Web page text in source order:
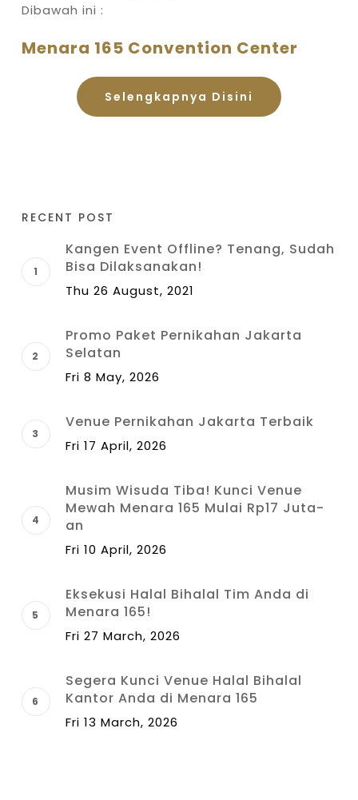
Dibawah ini :
Menara 165 Convention Center
Selengkapnya Disini
RECENT POST
Kangen Event Offline? Tenang, Sudah
Bisa Dilaksanakan!
Thu 26 August, 2021
Promo Paket Pernikahan Jakarta
Selatan
Fri 8 May, 2026
Venue Pernikahan Jakarta Terbaik
Fri 17 April, 2026
Musim Wisuda Tiba! Kunci Venue
Mewah Menara 165 Mulai Rp17 Juta-
an
Fri 10 April, 2026
Eksekusi Halal Bihalal Tim Anda di
Menara 165!
Fri 27 March, 2026
Segera Kunci Venue Halal Bihalal
Kantor Anda di Menara 165
Fri 13 March, 2026